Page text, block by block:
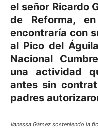
el señor Ricardo
de Reforma,
encontraría con
al Pico del
Nacional
una actividad
antes sin
padres
Vanessa Gámez sosteniendo la